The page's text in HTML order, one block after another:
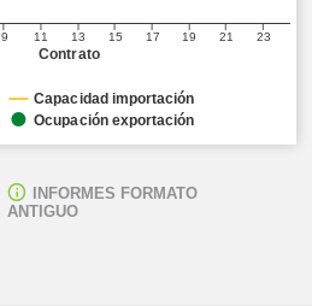
Contrato
9 11 13 15 17 19 21 23
Capacidad importación
Ocupación exportación
INFORMES FORMATO
ANTIGUO